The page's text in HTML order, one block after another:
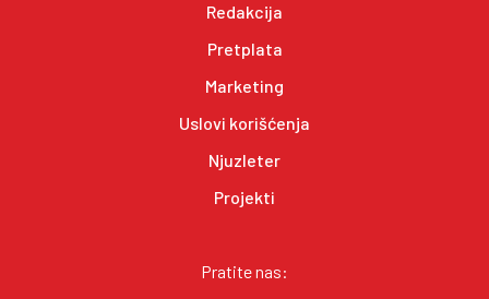
Redakcija
Pretplata
Marketing
Uslovi korišćenja
Njuzleter
Projekti
Pratite nas: